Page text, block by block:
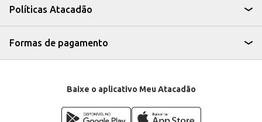
Políticas Atacadão
Formas de pagamento
Baixe o aplicativo Meu Atacadão